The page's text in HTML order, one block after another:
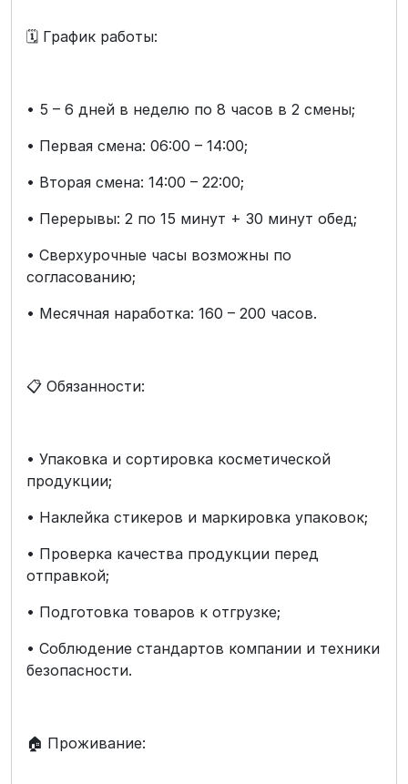
🗓 График работы:
• 5 – 6 дней в неделю по 8 часов в 2 смены;
• Первая смена: 06:00 – 14:00;
• Вторая смена: 14:00 – 22:00;
• Перерывы: 2 по 15 минут + 30 минут обед;
• Сверхурочные часы возможны по
согласованию;
• Месячная наработка: 160 – 200 часов.
📋 Обязанности:
• Упаковка и сортировка косметической
продукции;
• Наклейка стикеров и маркировка упаковок;
• Проверка качества продукции перед
отправкой;
• Подготовка товаров к отгрузке;
• Соблюдение стандартов компании и техники
безопасности.
🏠 Проживание: